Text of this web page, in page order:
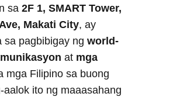
sa 2F 1, SMART Tower,
Makati City, ay
sa pagbibigay ng world-
at mga
mga Filipino sa buong
aalok ito ng maaasahang